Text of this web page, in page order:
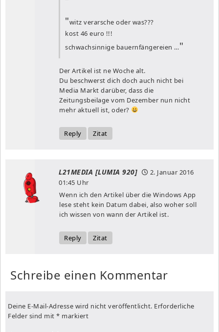
witz verarsche oder was???
kost 46 euro !!!
schwachsinnige bauernfängereien …
Der Artikel ist ne Woche alt.
Du beschwerst dich doch auch nicht bei
Media Markt darüber, dass die
Zeitungsbeilage vom Dezember nun nicht
mehr aktuell ist, oder?
Reply Zitat
L21MEDIA [LUMIA 920]
2. Januar 2016
01:45 Uhr
Wenn ich den Artikel über die Windows App
lese steht kein Datum dabei, also woher soll
ich wissen von wann der Artikel ist.
Reply Zitat
Schreibe einen Kommentar
Deine E-Mail-Adresse wird nicht veröffentlicht. Erforderliche
Felder sind mit * markiert